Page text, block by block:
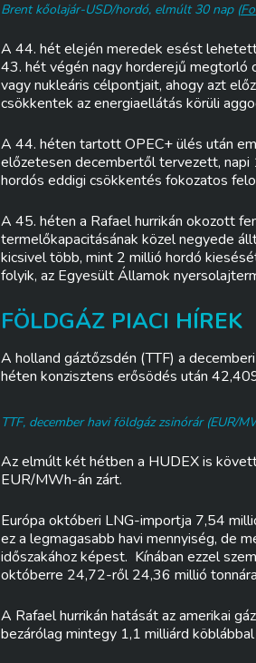
Brent kőolajár-USD/hordó, elmúlt 30 nap (
A 44. hét elején meredek esést
43. hét végén nagy horderejű megtorló
vagy nukleáris célpontjait, ahogy azt
csökkentek az energiaellátás körüli
A 44. héten tartott OPEC+ ülés után
előzetesen decembertől tervezett,
hordós eddigi csökkentés fokozatos
A 45. héten a Rafael hurrikán okozott
termelőkapacitásának közel negyede
kicsivel több, mint 2 millió hordó
folyik, az Egyesült Államok
FÖLDGÁZ PIACI HÍREK
A holland gáztőzsdén (TTF) a
héten konzisztens erősödés után
TTF, december havi földgáz zsinórár (EUR/
Az elmúlt két hétben a HUDEX is
EUR/MWh-án zárt.
Európa októberi LNG-importja 7,54
ez a legmagasabb havi mennyiség, de
időszakához képest. Kínában ezzel
októberre 24,72-ről 24,36 millió
A Rafael hurrikán hatását az amerikai
bezárólag mintegy 1,1 milliárd